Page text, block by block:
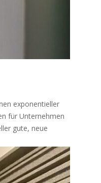
exponentieller
für Unternehmen
gute, neue